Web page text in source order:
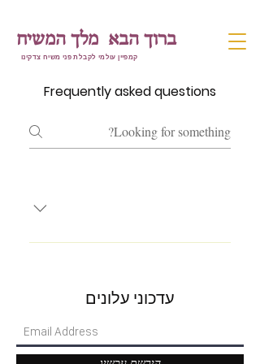
ברוך הבא מלך המשיח
קמפיין עולמי לקבלת פני משיח צדקינו
Frequently asked questions
Enter your answer here
עדכוני עלונים